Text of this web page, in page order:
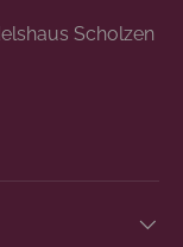
Scholzen